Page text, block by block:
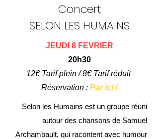
Concert
SELON LES HUMAINS
JEUDI 8 FEVRIER
20h30
12€ Tarif plein / 8€ Tarif réduit
Réservation : Par ici !
Selon les Humains est un groupe réuni
autour des chansons de Samuel
Archambault, qui racontent avec humour